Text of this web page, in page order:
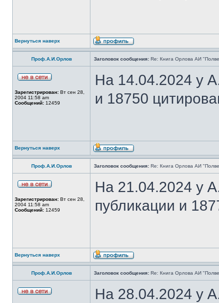
Вернуться наверх
Проф.А.И.Орлов Заголовок сообщения: Re: Книга Орлова АИ
Зарегистрирован: Вт сен 28,
2004 11:58 am
Сообщений: 12459
На 14.04.2024 у
и 18750
Вернуться наверх
Проф.А.И.Орлов Заголовок сообщения: Re: Книга Орлова АИ
Зарегистрирован: Вт сен 28,
2004 11:58 am
Сообщений: 12459
На 21.04.2024 у
публикации и
Вернуться наверх
Проф.А.И.Орлов Заголовок сообщения: Re: Книга Орлова АИ
На 28.04.2024 у